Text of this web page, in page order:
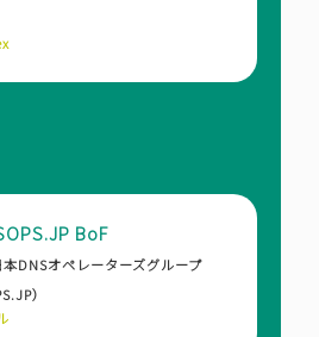
BoF
DNSオペレーターズグループ
）